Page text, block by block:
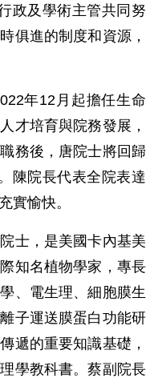
政及學術主管共同努
俱進的制度和資源，
年12月起擔任生命
才培育與院務發展，
務後，唐院士將回歸
陳院長代表全院表達
實愉快。
士，是美國卡內基美
知名植物學家，專長
、電生理、細胞膜生
子運送膜蛋白功能研
遞的重要知識基礎，
學教科書。蔡副院長